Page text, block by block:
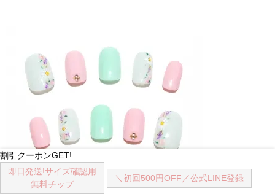
割引クーポンGET!
即日発送!サイズ確認用
無料チップ
＼初回500円OFF／公式LINE登録